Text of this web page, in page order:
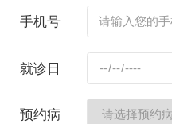
手机号
就诊日
预约病